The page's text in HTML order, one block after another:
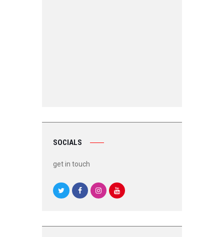
SOCIALS
get in touch